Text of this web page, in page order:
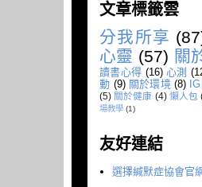
文章標籤雲
分我所享
心靈 (57) 關
讀書心得 (16) 心測
動 (9) 關於環境 (8)
(5) 關於健康 (4) 懶人包
場教學 (1)
友好連結
選擇緘默症協會官